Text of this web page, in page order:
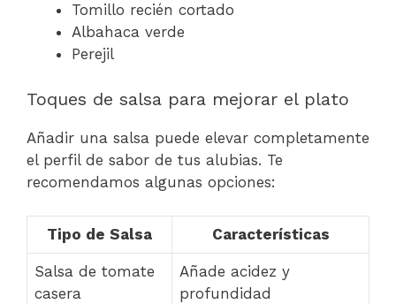
Tomillo recién cortado
Albahaca verde
Perejil
Toques de salsa para mejorar el plato
Añadir una salsa puede elevar completamente
el perfil de sabor de tus alubias. Te
recomendamos algunas opciones:
Tipo de Salsa Características
Salsa de tomate
casera
Añade acidez y
profundidad